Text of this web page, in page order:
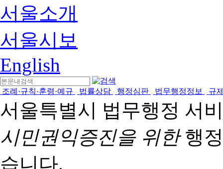
서울소개
서울시보
English
조례·규칙·훈령·예규 법률상담 행정심판 법무행정정보 규
서울특별시 법무행정 서
시민권익증진을 위한행
습니다.